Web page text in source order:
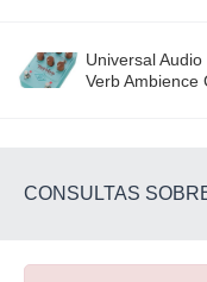
Universal Audio
Verb Ambience
CONSULTAS